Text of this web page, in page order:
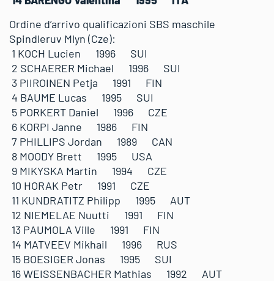
Ordine d’arrivo qualificazioni SBS maschile
Spindleruv Mlyn (Cze):
1 KOCH Lucien 1996 SUI
2 SCHAERER Michael 1996 SUI
3 PIIROINEN Petja 1991 FIN
4 BAUME Lucas 1995 SUI
5 PORKERT Daniel 1996 CZE
6 KORPI Janne 1986 FIN
7 PHILLIPS Jordan 1989 CAN
8 MOODY Brett 1995 USA
9 MIKYSKA Martin 1994 CZE
10 HORAK Petr 1991 CZE
11 KUNDRATITZ Philipp 1995 AUT
12 NIEMELAE Nuutti 1991 FIN
13 PAUMOLA Ville 1991 FIN
14 MATVEEV Mikhail 1996 RUS
15 BOESIGER Jonas 1995 SUI
16 WEISSENBACHER Mathias 1992 AUT